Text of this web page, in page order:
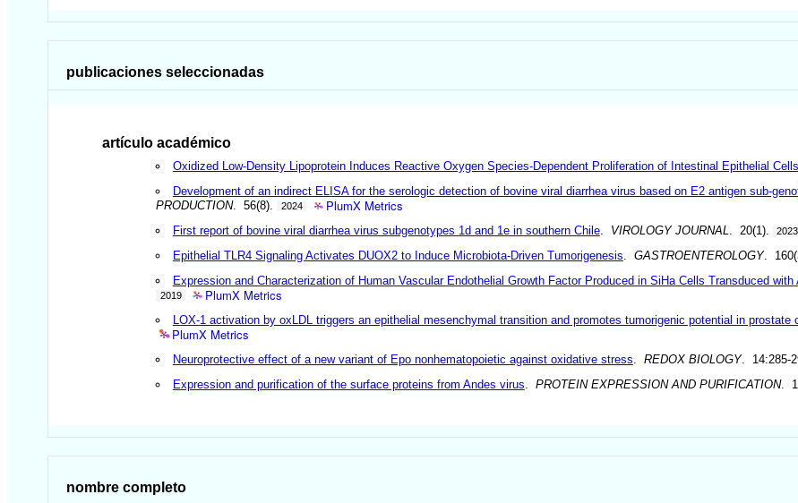
publicaciones seleccionadas
artículo académico
Oxidized Low-Density Lipoprotein Induces Reactive Oxygen Species-Dependent Proliferation of Intestinal Epithelial Cells
Development of an indirect ELISA for the serologic detection of bovine viral diarrhea virus based on E2 antigen sub-
PRODUCTION. 56(8). 2024 PlumX Metrics
First report of bovine viral diarrhea virus subgenotypes 1d and 1e in southern Chile. VIROLOGY JOURNAL . 20(1). 2023
Epithelial TLR4 Signaling Activates DUOX2 to Induce Microbiota-Driven Tumorigenesis GASTROENTEROLOGY.
Expression and Characterization of Human Vascular Endothelial Growth Factor Produced in SiHa Cells Transduced with
2019 PlumX Metrics
LOX-1 activation by oxLDL triggers an epithelial mesenchymal transition and promotes tumorigenic potential in prostate
PlumX Metrics
Neuroprotective effect of a new variant of Epo nonhematopoietic against oxidative stress REDOX BIOLOGY. 14:285-
Expression and purification of the surface proteins from Andes virus PROTEIN EXPRESSION AND PURIFICATION.
nombre completo